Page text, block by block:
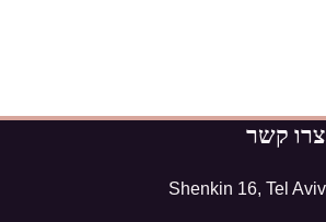
צרו קשר
Shenkin 16, Tel Aviv